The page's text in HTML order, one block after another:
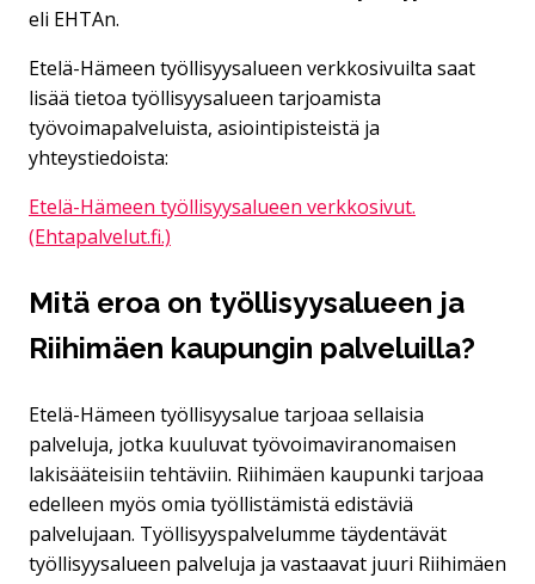
eli EHTAn.
Etelä-Hämeen työllisyysalueen verkkosivuilta saat
lisää tietoa työllisyysalueen tarjoamista
työvoimapalveluista, asiointipisteistä ja
yhteystiedoista:
Etelä-Hämeen työllisyysalueen verkkosivut.
(Ehtapalvelut.fi.)
Mitä eroa on työllisyysalueen ja
Riihimäen kaupungin palveluilla?
Etelä-Hämeen työllisyysalue tarjoaa sellaisia
palveluja, jotka kuuluvat työvoimaviranomaisen
lakisääteisiin tehtäviin. Riihimäen kaupunki tarjoaa
edelleen myös omia työllistämistä edistäviä
palvelujaan. Työllisyyspalvelumme täydentävät
työllisyysalueen palveluja ja vastaavat juuri Riihimäen